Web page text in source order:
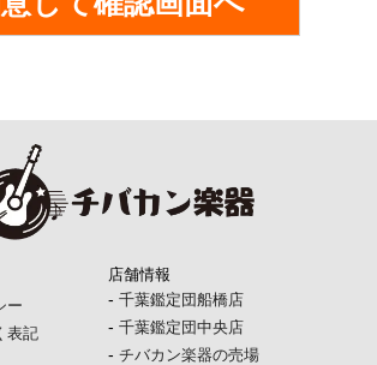
の必要な措置を講じ、安全対策を実施し個人
を行ないます。
ス、電話番号等の個人情報をご登録いただく
が、これらの個人情報はご提供いただく際の
いたしません。
かりした個人情報は、当社からのご連絡や業
ます。
への開示・提供の禁止
ー
表記
店舗情報
- 千葉鑑定団船橋店
- 千葉鑑定団中央店
- チバカン楽器の売場